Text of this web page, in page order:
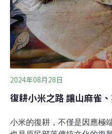
保署可提供「生態薪水」給
民，以降低人獸衝突、共享
的
2024年08月28日
復耕小米之路 讓山麻雀
小米的復耕，不僅是因應極